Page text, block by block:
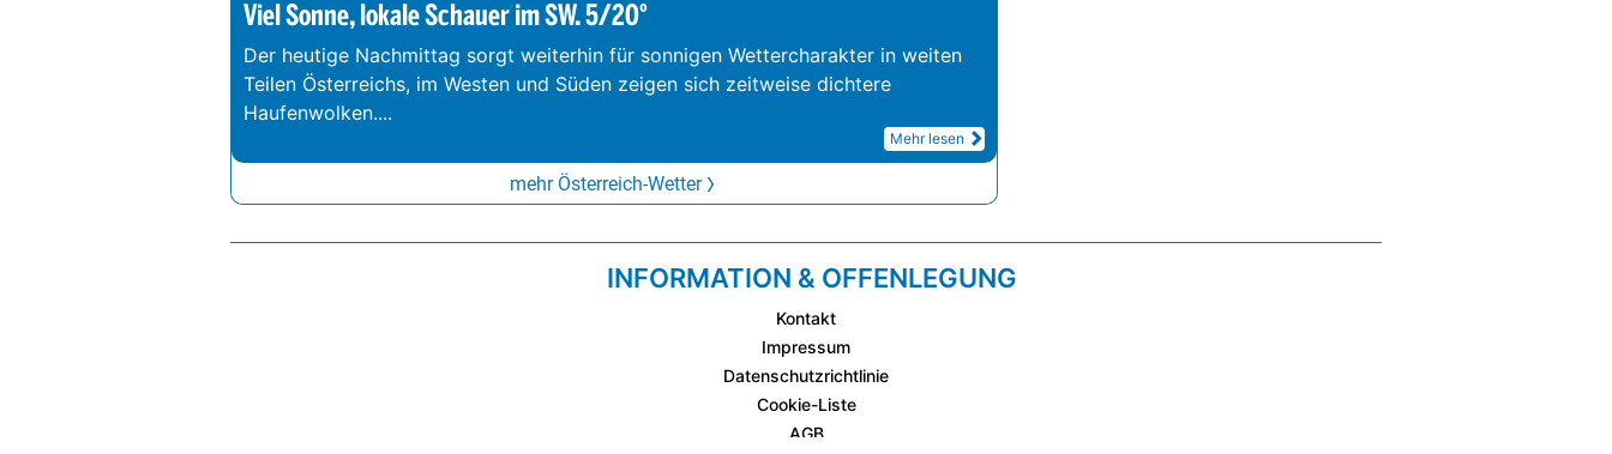
Viel Sonne, lokale Schauer im SW. 5/20°
Der heutige Nachmittag sorgt weiterhin für sonnigen Wettercharakter in weiten
Teilen Österreichs, im Westen und Süden zeigen sich zeitweise dichtere
Haufenwolken....
Mehr lesen
mehr Österreich-Wetter
INFORMATION & OFFENLEGUNG
Kontakt
Impressum
Datenschutzrichtlinie
Cookie-Liste
AGB